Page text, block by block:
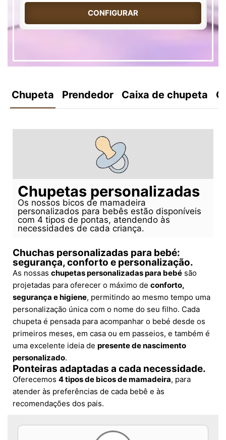
CONFIGURAR
Chupeta Prendedor Caixa de chupeta
Chupetas personalizadas
Os nossos bicos de mamadeira
personalizados para bebês estão disponíveis
com 4 tipos de pontas, atendendo às
necessidades de cada criança.
Chuchas personalizadas para bebé:
segurança, conforto e personalização.
As nossas chupetas personalizadas para bebé são
projetadas para oferecer o máximo de conforto,
segurança e higiene, permitindo ao mesmo tempo uma
personalização única com o nome do seu filho. Cada
chupeta é pensada para acompanhar o bebé desde os
primeiros meses, em casa ou em passeios, e também é
uma excelente ideia de presente de nascimento
personalizado.
Ponteiras adaptadas a cada necessidade.
Oferecemos 4 tipos de bicos de mamadeira, para
atender às preferências de cada bebê e às
recomendações dos pais.